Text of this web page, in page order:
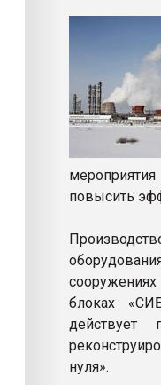
повысить
блоках
нуля».